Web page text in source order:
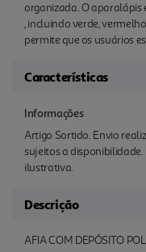
organizada. O aparalápis
, incluindo verde,
permite que os usuários
Características
Informações
Artigo Sortido. Envio
sujeitos a
ilustrativa.
Descrição
AFIA COM DEPÓSITO